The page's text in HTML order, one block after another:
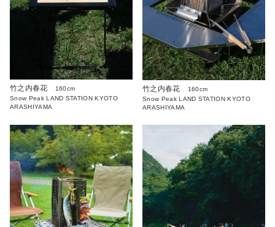
竹之内春花
160cm
Snow Peak LAND STATION KYOTO
ARASHIYAMA
竹之内春花
160cm
Snow Peak LAND STATION KYOTO
ARASHIYAMA